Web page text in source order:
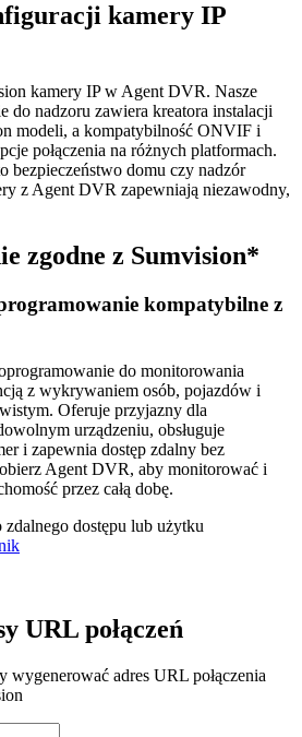
kamery IP
kamery IP w Agent DVR. Nasze
do nadzoru zawiera kreatora instalacji
modeli, a kompatybilność ONVIF i
połączenia na różnych platformach.
bezpieczeństwo domu czy nadzór
z Agent DVR zapewniają niezawodny,
zgodne z Sumvision*
kompatybilne z
do monitorowania
z wykrywaniem osób, pojazdów i
Oferuje przyjazny dla
urządzeniu, obsługuje
i zapewnia dostęp zdalny bez
Agent DVR, aby monitorować i
przez całą dobę.
dostępu lub użytku
URL połączeń
adres URL połączenia